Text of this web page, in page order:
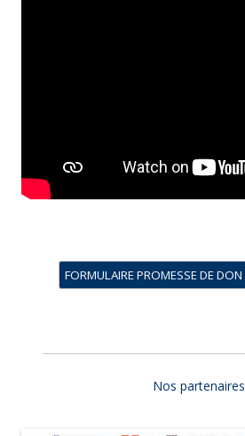
FORMULAIRE PROMESSE DE DON
Nos partenaires